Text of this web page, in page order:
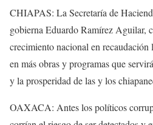
CHIAPAS: La Secretaría de
gobierna Eduardo Ramírez Aguilar,
crecimiento nacional en recaudación
en más obras y programas que
y la prosperidad de las y los
OAXACA: Antes los políticos